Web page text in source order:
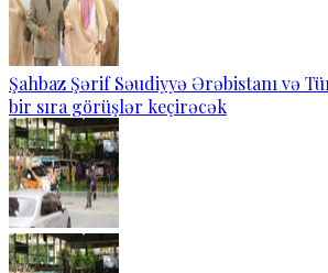
Şahbaz Şərif Səudiyyə Ərəbistanı və
bir sıra görüşlər keçirəcək